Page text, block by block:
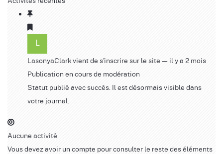
LasonyaClarkvient de s'inscrire sur le site — il y a 2 mois
Publication en cours de modération
Statut publié avec succès. Il est désormais visible dans
votre journal.
Aucune activité
Vous devez avoir un compte pour consulter le reste des éléments